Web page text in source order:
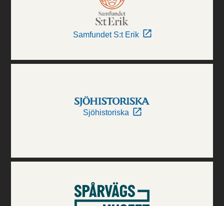
Samfundet S:t Erik
Sjöhistoriska